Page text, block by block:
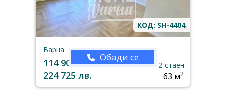
КОД: SH-4404
Варна
114 900 €
224 725 лв.
2-стаен
63 м2
Обади се